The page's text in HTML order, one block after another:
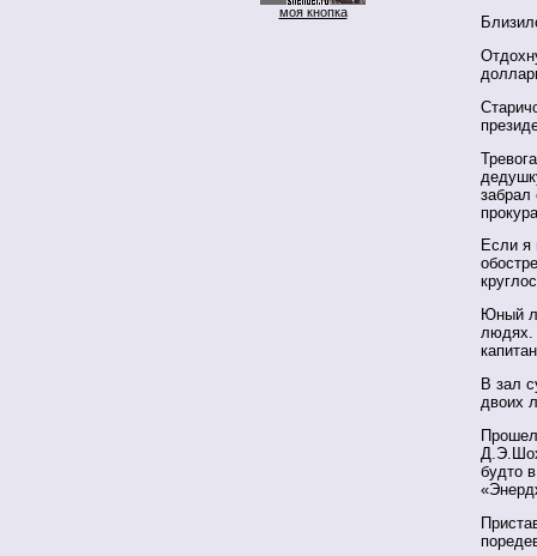
моя кнопка
забрал
Если я
Юный
людях.
В зал
двоих
будто